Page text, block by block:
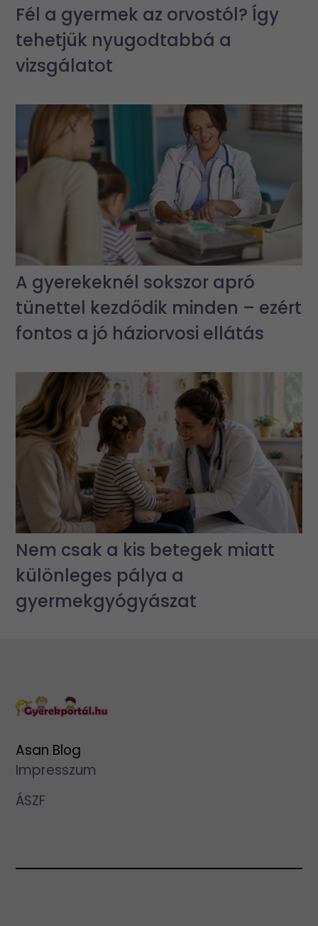
Fél a gyermek az orvostól? Így
tehetjük nyugodtabbá a
vizsgálatot
A gyerekeknél sokszor apró
tünettel kezdődik minden – ezért
fontos a jó háziorvosi ellátás
Nem csak a kis betegek miatt
különleges pálya a
gyermekgyógyászat
Asan Blog
Impresszum
ÁSZF